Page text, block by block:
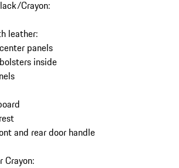
Crayon:
leather:
panels
inside
and rear door handle
Crayon: